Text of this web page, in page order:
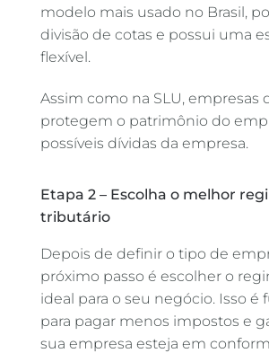
modelo mais usado no Brasil,
divisão de cotas e possui uma
flexível.
Assim como na SLU, empresas
protegem o patrimônio do
possíveis dívidas da empresa.
Etapa 2 – Escolha o melhor
tributário
Depois de definir o tipo de
próximo passo é escolher o
ideal para o seu negócio. Isso é
para pagar menos impostos e
sua empresa esteja em